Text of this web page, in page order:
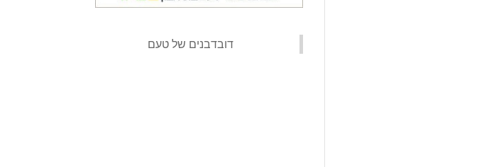
‏דובדבנים של טעם‏